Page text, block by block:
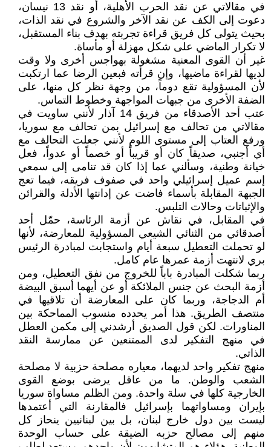
في مقالاتي عن نقد الحرب الأهلية، أو نقد 13 نيسان،
دعوت إلى الكف عن نقد الآخر والشروع في نقد الذات،
بحيث يتولى كل فريق قراءة تجربته بهدف بناء المستقبل،
لا تكرار الماضي على شكل مهزلة أو مأساة.
غير أن القوى المعنية مشغولة بهواجس أخرى ولا وقت
لديها لقراءة ماضيها، وإن قرأته فبعين الرضا عما ارتكبت
لأن المسؤولية تقع دوماً، من وجهة نظر كل منها، على
الضفة الأخرى من جبهات المواجهة وخطوط التماس.
عتب أحد الأصدقاء من فريق 14 آذار لأنني ساويت في
مقالاتي من تحالف مع إسرائيل بمن تحالف مع سوريا،
ورفع العتاب إلى مستوى اللوم لأنني جعلت التحالف مع
أي أجنبي، صديقاً كان أو قريباً أو خصماً أو عدواً، فعل
خيانة وطنية، وسألني عما إذا كان قد تنامى إلى سمعي
إسم عميل إسرائيلي واحد في صفوف فريقه، فيما تعج
الجبهة المقابلة بأسماء فاضت عن إدانتها الأدلة والقرائن
والإثباتات وحالات التلبس.
في المقابل، في نقاش عن أزمة الرئاسة، حمّل أحد
أصدقائي من الثنائي الشيعي المسؤولية للمعارضة، لأنها
لو تحملت التعطيل سبعة أيام واستجابت لمبادرة الرئيس
بري لانتهت أزمة عمرها عام كامل.
ربما شكلت المبادرة باباً للخروج من نفق التعطيل، ومن
أزمة البحث عن جنس الملائكة أو عن أيهما أسبق البيضة
أم الدجاجة، وربما كان على المعارضة أن تلاقيها في
منتصف الطريق. هذا أمر يحدده منسوب المماحكة بين
المناورات. لكن قول الصديق أرشدني إلى مكمن العطل
في منهج التفكير لدى الممتنعين عن ممارسة النقد
الذاتي.
منهج تفكير واحد لديهما، معياره مصلحة حزبية لا مصلحة
الشعب والوطن. ما من عاقل يرضى بوضع القوى
الخارجية كلها في سلة واحدة. ومن الظلم مساواة سوريا
بإيران ومساواتهما بإسرائيل فالمقارنة التي أعتمدها
ليست بين دول خارج لبنان، بل بين لبنانيين ينحاز كل
منهم إلى مصالح حزبه الضيقة على حساب الوحدة